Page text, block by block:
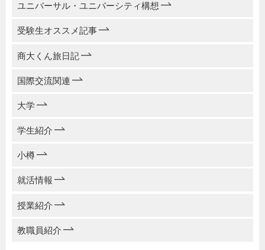
ユニバーサル・ユニバーシティ構想
受験生オススメ記事
商大くん旅日記
国際交流関連
大学
学生紹介
小樽
就活情報
授業紹介
教職員紹介